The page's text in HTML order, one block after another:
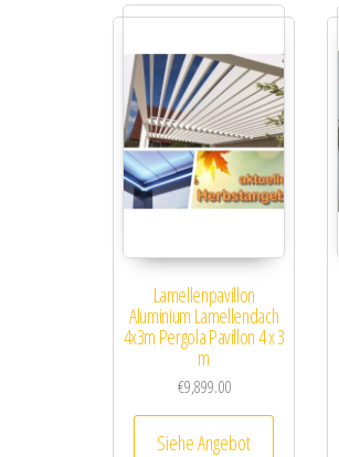
Lamellenpavillon
Aluminium Lamellendach
4x3m Pergola Pavillon 4 x 3
m
€9,899.00
Siehe Angebot